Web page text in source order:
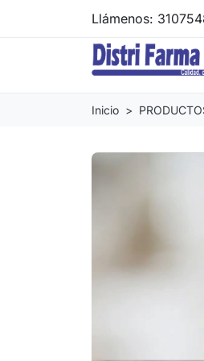
Llámenos:
Inicio